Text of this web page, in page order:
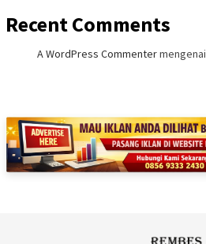
Recent Comments
A WordPress Commentermengenai